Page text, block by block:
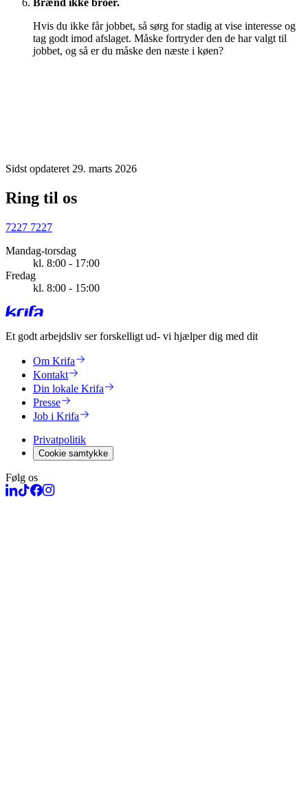
Brænd ikke broer.
Hvis du ikke får jobbet, så sørg for stadig at vise interesse og
tag godt imod afslaget. Måske fortryder den de har valgt til
jobbet, og så er du måske den næste i køen?
Sidst opdateret 29. marts 2026
Ring til os
7227 7227
Mandag-torsdag
kl. 8:00 - 17:00
Fredag
kl. 8:00 - 15:00
Et godt arbejdsliv ser forskelligt ud- vi hjælper dig med dit
Om Krifa
Kontakt
Din lokale Krifa
Presse
Job i Krifa
Privatpolitik
Cookie samtykke
Følg os